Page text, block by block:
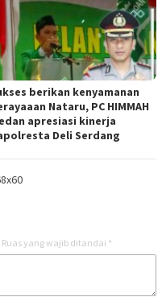
berikan kenyamanan
Nataru, PC HIMMAH
apresiasi kinerja
Deli Serdang
Ruas yang wajib ditandai *